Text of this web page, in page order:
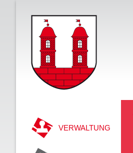
VERWALTUNG